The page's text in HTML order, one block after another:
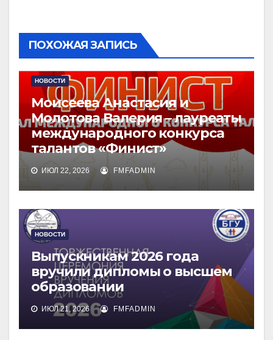
ПОХОЖАЯ ЗАПИСЬ
НОВОСТИ
Моисеева Анастасия и
Молотова Валерия – лауреаты
международного конкурса
талантов «Финист»
ИЮЛ 22, 2026 FMFADMIN
НОВОСТИ
Выпускникам 2026 года
вручили дипломы о высшем
образовании
ИЮЛ 21, 2026 FMFADMIN